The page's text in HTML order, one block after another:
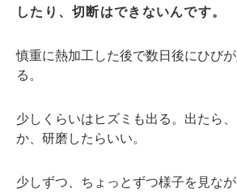
したり、切断はできないんです。
慎重に熱加工した後で数日後にひび
る。
少しくらいはヒズミも出る。出たら
か、研磨したらいい。
少しずつ、ちょっとずつ様子を見な